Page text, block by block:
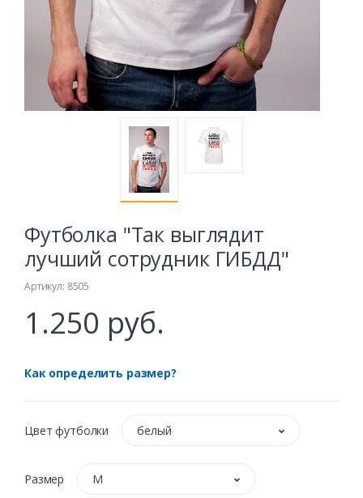
Футболка "Так выглядит
лучший сотрудник ГИБДД"
Артикул: 8505
1.250 руб.
Как определить размер?
Цвет футболки белый
Размер M